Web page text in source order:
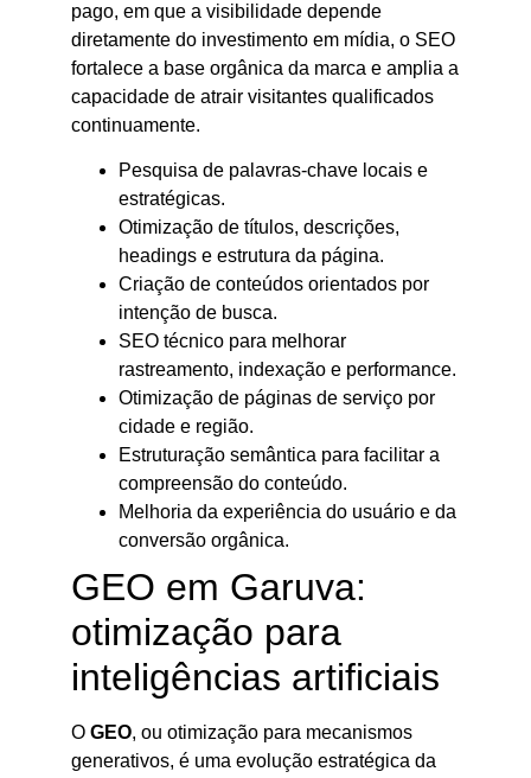
pago, em que a visibilidade depende
diretamente do investimento em mídia, o SEO
fortalece a base orgânica da marca e amplia a
capacidade de atrair visitantes qualificados
continuamente.
Pesquisa de palavras-chave locais e
estratégicas.
Otimização de títulos, descrições,
headings e estrutura da página.
Criação de conteúdos orientados por
intenção de busca.
SEO técnico para melhorar
rastreamento, indexação e performance.
Otimização de páginas de serviço por
cidade e região.
Estruturação semântica para facilitar a
compreensão do conteúdo.
Melhoria da experiência do usuário e da
conversão orgânica.
GEO em Garuva:
otimização para
inteligências artificiais
O GEO, ou otimização para mecanismos
generativos, é uma evolução estratégica da